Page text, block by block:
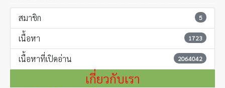
สมาชิก 5
เนื้อหา 1723
เนื้อหาที่เปิดอ่าน 2064042
เกี่ยวกับเรา